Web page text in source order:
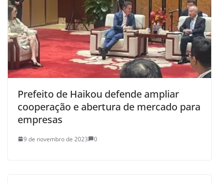
Prefeito de Haikou defende ampliar
cooperação e abertura de mercado para
empresas
9 de novembro de 2023 0